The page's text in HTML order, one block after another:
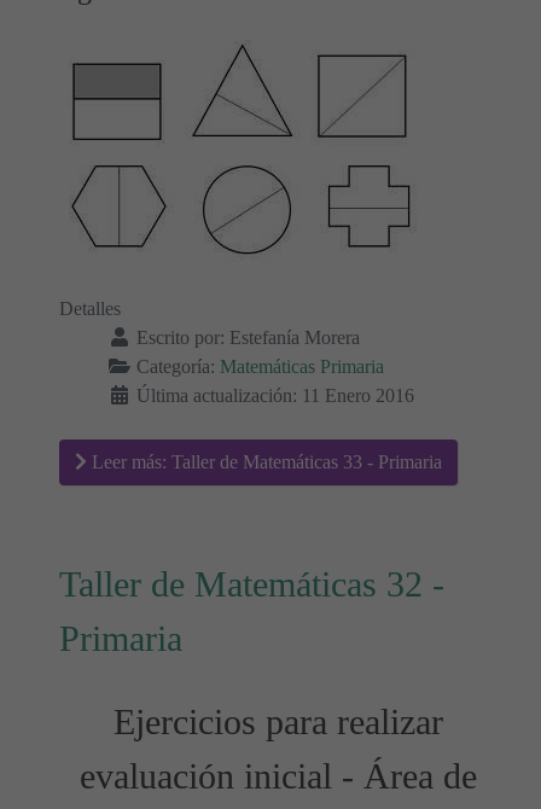
Detalles
Escrito por: Estefanía Morera
Categoría: Matemáticas Primaria
Última actualización: 11 Enero 2016
Leer más: Taller de Matemáticas 33 - Primaria
Taller de Matemáticas 32 -
Primaria
Ejercicios para realizar
evaluación inicial - Área de